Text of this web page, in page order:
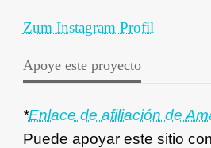
Zum Instagram Profil
Apoye este proyecto
*Enlace de afiliación de
Puede apoyar este sitio